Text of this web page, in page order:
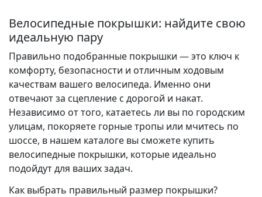
Велосипедные покрышки: найдите свою
идеальную пару
Правильно подобранные покрышки — это ключ к
комфорту, безопасности и отличным ходовым
качествам вашего велосипеда. Именно они
отвечают за сцепление с дорогой и накат.
Независимо от того, катаетесь ли вы по городским
улицам, покоряете горные тропы или мчитесь по
шоссе, в нашем каталоге вы сможете купить
велосипедные покрышки, которые идеально
подойдут для ваших задач.
Как выбрать правильный размер покрышки?